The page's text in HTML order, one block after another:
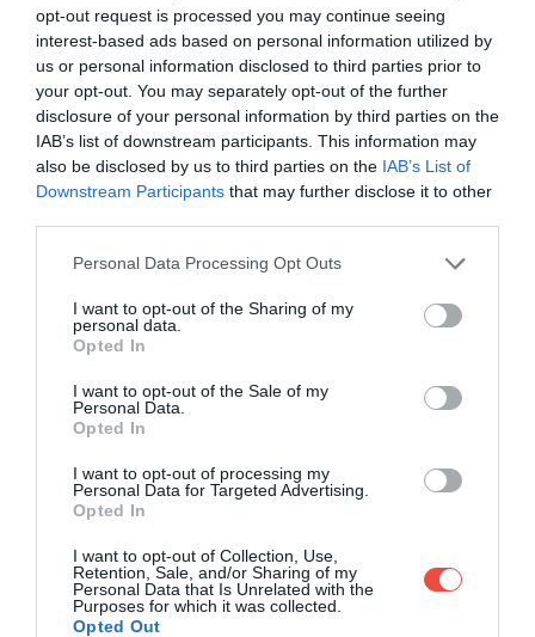
opt-out request is processed you may continue seeing
interest-based ads based on personal information utilized by
us or personal information disclosed to third parties prior to
your opt-out. You may separately opt-out of the further
disclosure of your personal information by third parties on the
IAB’s list of downstream participants. This information may
also be disclosed by us to third parties on the IAB’s List of
Downstream Participants that may further disclose it to other
Please note that this website/app uses one or more Google
not limited to your visit or usage behaviour. You may click to
grant or deny consent to Google and its third-party tags to
use your data for below specified purposes in below Google
consent section.
Personal Data Processing Opt Outs
I want to opt-out of the Sharing of my
personal data.
Opted In
I want to opt-out of the Sale of my
Personal Data.
Opted In
I want to opt-out of processing my
Personal Data for Targeted Advertising.
Opted In
I want to opt-out of Collection, Use,
Retention, Sale, and/or Sharing of my
Personal Data that Is Unrelated with the
Purposes for which it was collected.
Opted Out
Litvánia központi kikötővárosa különleges keveréke
a balti és a német történelmi hatásoknak. Klaipėda
óvárosában macskaköves utcák, favázas épületek és
hangulatos kikötői sétányok várnak minket. Innen
indulnak továbbá azok a kompok, amelyekkel
a hatalmashomokdűnéirőlés finom szemcsés
strandjairól híresKur-földnyelvre. Ennek területén
több kisebb települést is találunk: a legnagyobb
üdülőközpontnakNidaszámít, amelynek strandja
minősítésben részesült.
JŪRMALA, LETTORSZÁG